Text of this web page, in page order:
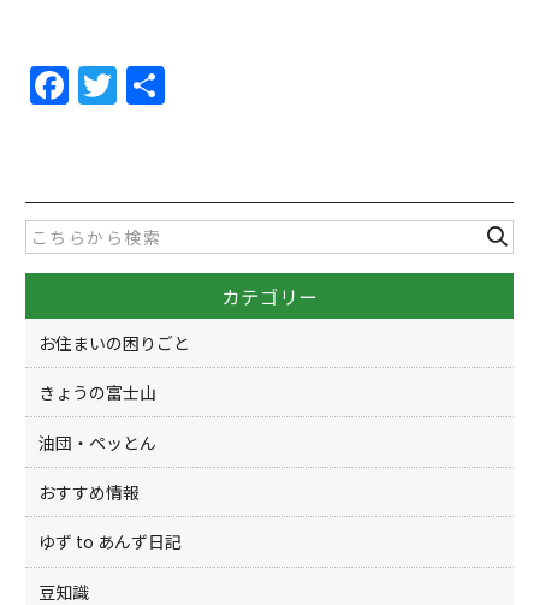
F
a
e
b
o
o
k
T
w
er
カテゴリー
お住まいの困りごと
きょうの富士山
油団・ペッとん
おすすめ情報
ゆず to あんず日記
豆知識